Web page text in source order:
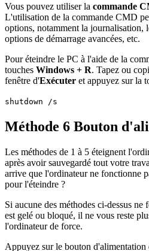
Vous pouvez utiliser la commande
L'utilisation de la commande CMD
options, notamment la journalisation,
options de démarrage avancées, etc.
Pour éteindre le PC à l'aide de la
touches Windows + R. Tapez ou
fenêtre d'Exécuter et appuyez sur la
shutdown /s
Méthode 6 Bouton
Les méthodes de 1 à 5 éteignent
après avoir sauvegardé tout votre
arrive que l'ordinateur ne fonctionne
pour l'éteindre ?
Si aucune des méthodes ci-dessus
est gelé ou bloqué, il ne vous reste
l'ordinateur de force.
Appuyez sur le bouton d'alimentation